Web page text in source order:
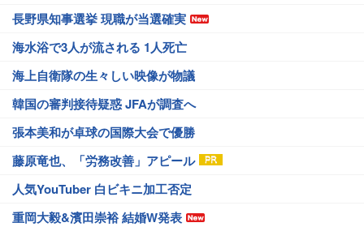
長野県知事選挙 現職が当選確実
海水浴で3人が流される 1人死亡
海上自衛隊の生々しい映像が物議
韓国の審判接待疑惑 JFAが調査へ
張本美和が卓球の国際大会で優勝
藤原竜也、「労務改善」アピール
人気YouTuber 白ビキニ加工否定
重岡大毅&濱田崇裕 結婚W発表